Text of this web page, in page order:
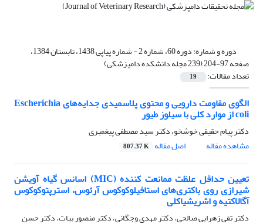
دوره و شماره: دوره 60، شماره 2 - شماره پیاپی 1438، تابستان 1384،
صفحه 97-204 (239 مجله دانشکده دامپزشکی)
تعداد مقالات: 19
الگوی مقاومت دارویی و محتوی پلاسمیدی جدایه‌های Escherichia
coli از موارد کلی با سیلوز طیور
دکتر پیام حقیقی خوشخو، دکتر سید مصطفی پیغمبری
مشاهده مقاله
اصل مقاله 807.37 K
تعیین حداقل علظت ممانعت کننده (MIC) اسانس گیاه آویشن
شیرازی روی باکتری‌های استافیلوکوکوس آرئوس، استرپتوکوکوس
آگالاکتیه و اشریشیاکلی
دکتر تقی زهرایی صالحی، دکتر مهدی وجگانی، دکتر منصور بیات، دکتر حسن